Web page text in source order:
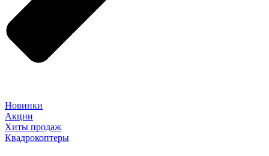
Новинки
Акции
Хиты продаж
Квадрокоптеры